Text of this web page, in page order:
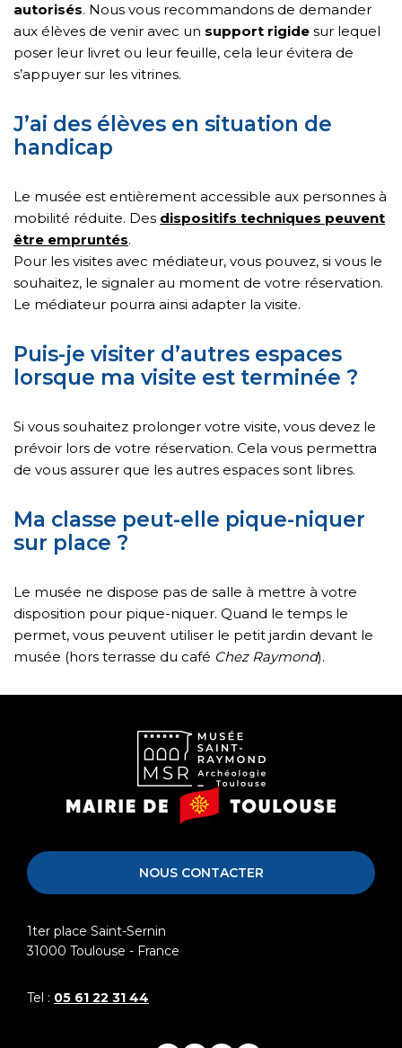
autorisés. Nous vous recommandons de demander
aux élèves de venir avec un support rigide sur lequel
poser leur livret ou leur feuille, cela leur évitera de
s’appuyer sur les vitrines.
J’ai des élèves en situation de
handicap
Le musée est entièrement accessible aux personnes à
mobilité réduite. Des dispositifs techniques peuvent
être empruntés.
Pour les visites avec médiateur, vous pouvez, si vous le
souhaitez, le signaler au moment de votre réservation.
Le médiateur pourra ainsi adapter la visite.
Puis-je visiter d’autres espaces
lorsque ma visite est terminée ?
Si vous souhaitez prolonger votre visite, vous devez le
prévoir lors de votre réservation. Cela vous permettra
de vous assurer que les autres espaces sont libres.
Ma classe peut-elle pique-niquer
sur place ?
Le musée ne dispose pas de salle à mettre à votre
disposition pour pique-niquer. Quand le temps le
permet, vous peuvent utiliser le petit jardin devant le
musée (hors terrasse du café Chez Raymond).
Musée
Saint-
Mairie
de
NOUS CONTACTER
1ter place Saint-Sernin
31000 Toulouse - France
Tel : 05 61 22 31 44